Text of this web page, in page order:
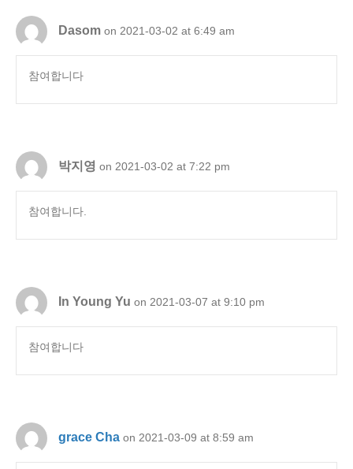
Dasom on 2021-03-02 at 6:49 am
참여합니다
박지영 on 2021-03-02 at 7:22 pm
참여합니다.
In Young Yu on 2021-03-07 at 9:10 pm
참여합니다
grace Cha on 2021-03-09 at 8:59 am